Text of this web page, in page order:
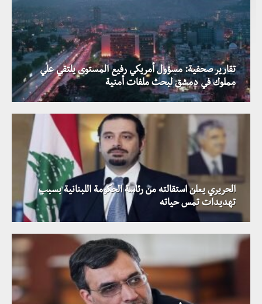
تقارير صحفية: مسؤول أمريكي رفيع المستوى يلتقي علي
مملوك في دمشق لبحث ملفات أمنية
الحريري يعلن استقالته من رئاسة الحكومة اللبنانية بسبب
تهديدات تمس حياته